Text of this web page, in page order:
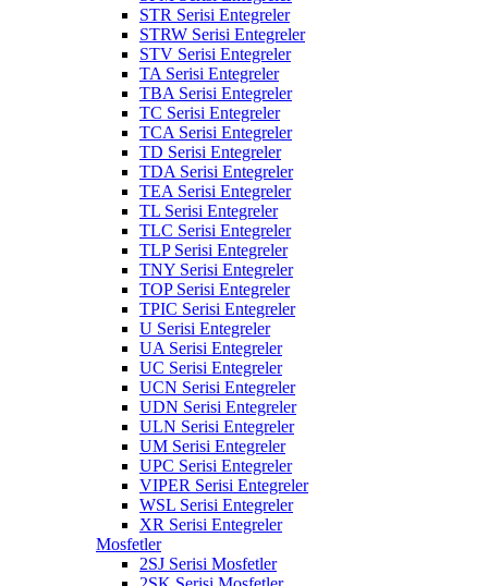
STR Serisi Entegreler
STRW Serisi Entegreler
STV Serisi Entegreler
TA Serisi Entegreler
TBA Serisi Entegreler
TC Serisi Entegreler
TCA Serisi Entegreler
TD Serisi Entegreler
TDA Serisi Entegreler
TEA Serisi Entegreler
TL Serisi Entegreler
TLC Serisi Entegreler
TLP Serisi Entegreler
TNY Serisi Entegreler
TOP Serisi Entegreler
TPIC Serisi Entegreler
U Serisi Entegreler
UA Serisi Entegreler
UC Serisi Entegreler
UCN Serisi Entegreler
UDN Serisi Entegreler
ULN Serisi Entegreler
UM Serisi Entegreler
UPC Serisi Entegreler
VIPER Serisi Entegreler
WSL Serisi Entegreler
XR Serisi Entegreler
Mosfetler
2SJ Serisi Mosfetler